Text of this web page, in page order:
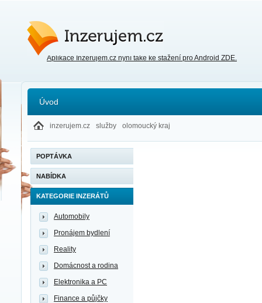
Inzerujem.cz
Aplikace Inzerujem.cz nyní také ke stažení pro Android ZDE.
Úvod
inzerujem.cz služby olomoucký kraj
POPTÁVKA
NABÍDKA
KATEGORIE INZERÁTŮ
Automobily
Pronájem bydlení
Reality
Domácnost a rodina
Elektronika a PC
Finance a půjčky